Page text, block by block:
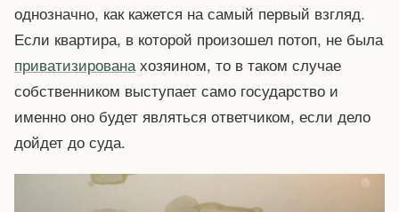
однозначно, как кажется на самый первый взгляд.
Если квартира, в которой произошел потоп, не была
приватизирована хозяином, то в таком случае
собственником выступает само государство и
именно оно будет являться ответчиком, если дело
дойдет до суда.